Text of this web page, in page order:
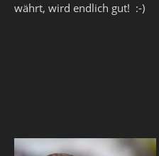
währt, wird endlich gut! :-)